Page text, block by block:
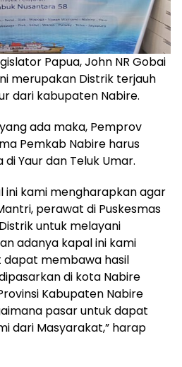
Papua, John NR Gobai
merupakan Distrik terjauh
dari kabupaten Nabire.
ada maka, Pemprov
Pemkab Nabire harus
Yaur dan Teluk Umar.
ini kami mengharapkan agar
perawat di Puskesmas
untuk melayani
adanya kapal ini kami
membawa hasil
di kota Nabire
Kabupaten Nabire
pasar untuk dapat
dari Masyarakat,” harap